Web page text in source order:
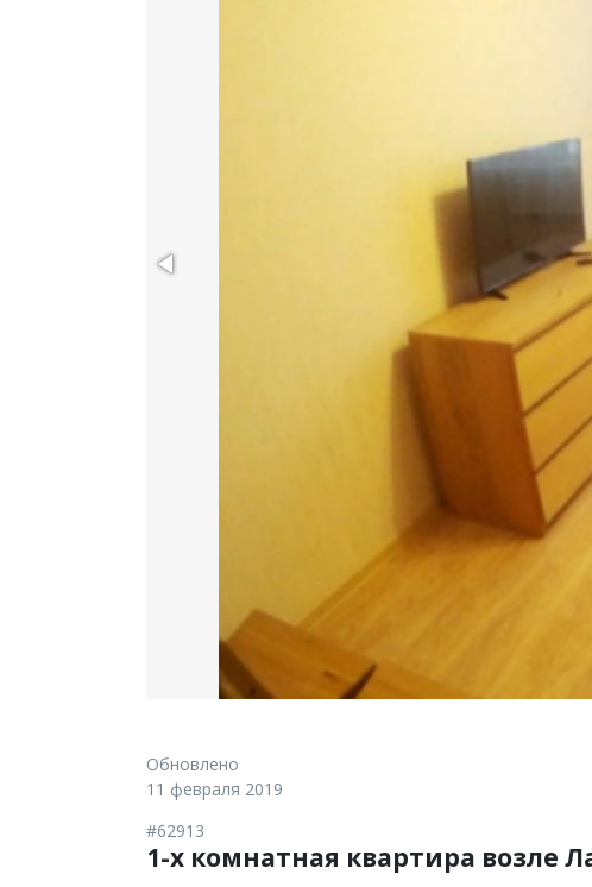
Обновлено
11 февраля 2019
1-х комнатная квартира возле
#62913